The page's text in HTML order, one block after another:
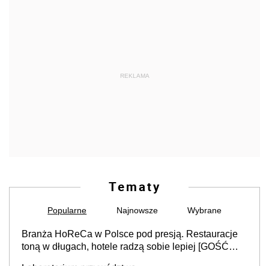
REKLAMA
Tematy
Popularne Najnowsze Wybrane
Branża HoReCa w Polsce pod presją. Restauracje
toną w długach, hotele radzą sobie lepiej [GOŚĆ